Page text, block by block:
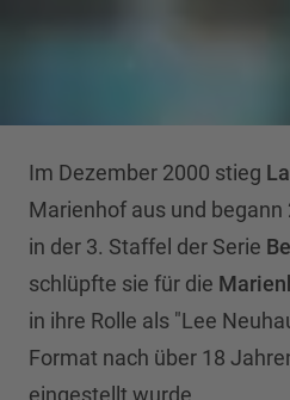
Im Dezember 2000 stieg
Marienhof aus und
in der 3. Staffel der Serie
schlüpfte sie für die
in ihre Rolle als "Lee
Format nach über 18
eingestellt wurde.